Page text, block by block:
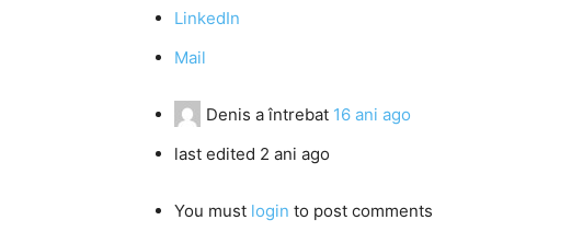
LinkedIn
Mail
Denis a întrebat 16 ani ago
last edited 2 ani ago
You must login to post comments